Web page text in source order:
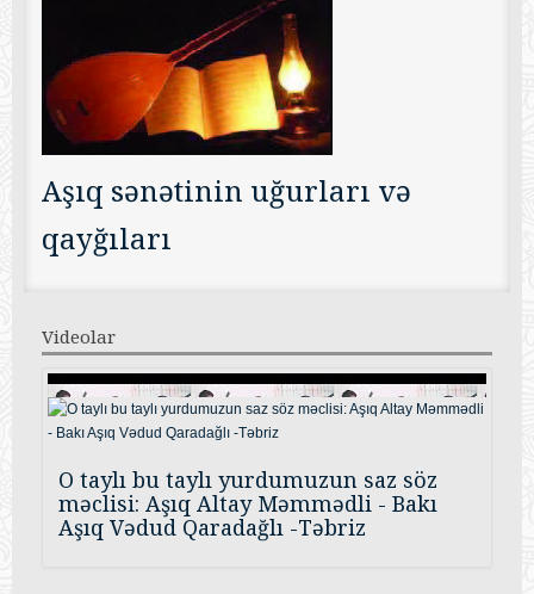
Aşıq sənətinin uğurları və
qayğıları
Videolar
O taylı bu taylı yurdumuzun saz söz
məclisi: Aşıq Altay Məmmədli - Bakı
Aşıq Vədud Qaradağlı -Təbriz